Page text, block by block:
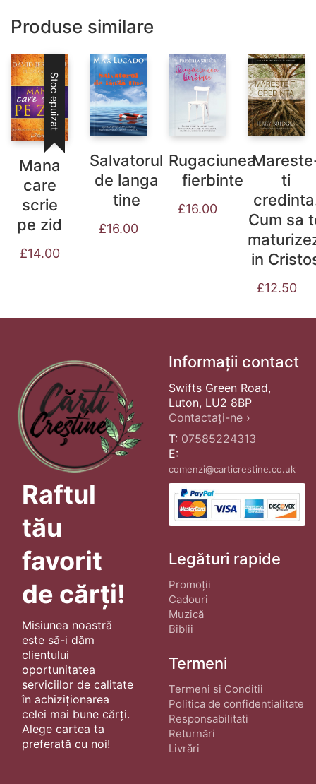
Produse similare
Stoc epuizat
Mana
care
scrie
pe zid
£14.00
Salvatorul
de langa
tine
£16.00
Rugaciunea
fierbinte
£16.00
ti
Cum sa
in
£12.50
Raftul
tău
favorit
de cărți!
Misiunea noastră
este să-i dăm
clientului
oportunitatea
serviciilor de calitate
în achiziționarea
celei mai bune cărți.
Alege cartea ta
preferată cu noi!
Informații contact
Swifts Green Road,
Luton, LU2 8BP
Contactați-ne ›
T: 07585224313
E:
comenzi@carticrestine.co.uk
Legături rapide
Promoții
Cadouri
Muzică
Biblii
Termeni
Termeni si Conditii
Politica de confidentialitate
Responsabilitati
Returnări
Livrări